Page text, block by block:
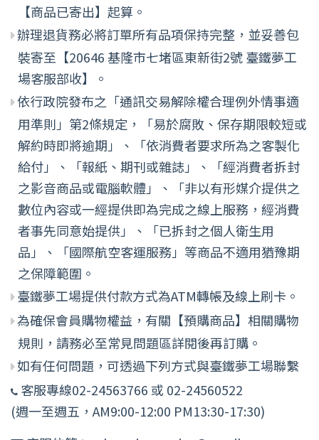
【商品已寄出】起算。
辦理退貨務必將訂單所有品項保持完整，並妥善包
裝寄至【20646 基隆市七堵區東新街2號 臺鐵夢工
場客服部收】。
依行政院發布之「通訊交易解除權合理例外情事適
用準則」第2條規定，「易於腐敗、保存期限較短或
解約時即將逾期」、「依消費者要求所為之客製化
給付」、「報紙、期刊或雜誌」、「經消費者拆封
之影音商品或電腦軟體」、「非以有形媒介提供之
數位內容或一經提供即為完成之線上服務，經消費
者事先同意始提供」、「已拆封之個人衛生用
品」、「國際航空客運服務」等商品不適用猶豫期
之保障範圍。
臺鐵夢工場提供付款方式為ATM轉帳及線上刷卡。
為確保會員購物權益，有關【預購商品】相關購物
規則，請務必至常見問題區詳閱後再訂購。
如有任何問題，可透過下列方式與臺鐵夢工場聯繫
客服專線02-24563766 或 02-24560522
(週一至週五，AM9:00-12:00 PM13:30-17:30)